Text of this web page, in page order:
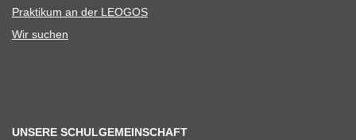
Prak­ti­kum an der LEOGOS
Wir suchen
UNSERE SCHULGEMEINSCHAFT